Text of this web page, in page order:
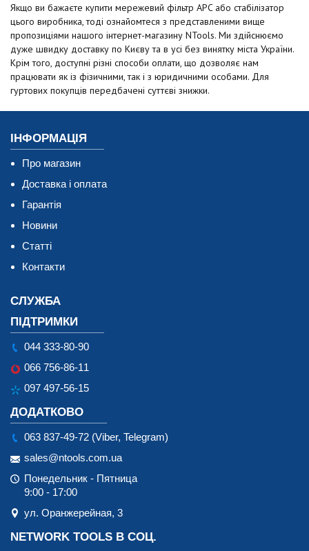
Якщо ви бажаєте купити мережевий фільтр APC або стабілізатор
цього виробника, тоді ознайомтеся з представленими вище
пропозиціями нашого інтернет-магазину NTools. Ми здійснюємо
дуже швидку доставку по Києву та в усі без винятку міста України.
Крім того, доступні різні способи оплати, що дозволяє нам
працювати як із фізичними, так і з юридичними особами. Для
гуртових покупців передбачені суттєві знижки.
ІНФОРМАЦІЯ
Про магазин
Доставка і оплата
Гарантія
Новини
Статті
Контакти
СЛУЖБА
ПІДТРИМКИ
044 333-80-90
066 756-86-11
097 497-56-15
ДОДАТКОВО
063 837-49-72 (Viber, Telegram)
sales@ntools.com.ua
Понедельник - Пятница
9:00 - 17:00
ул. Оранжерейная, 3
NETWORK TOOLS В СОЦ.